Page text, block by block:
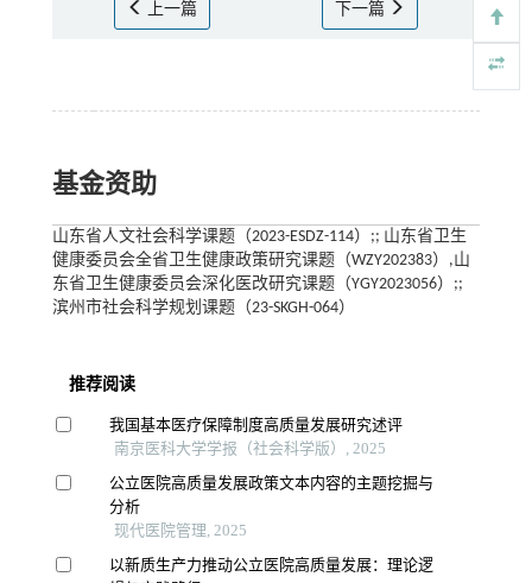
上一篇 下一篇
基金资助
山东省人文社会科学课题（2023-ESDZ-114）;; 山东省卫生
健康委员会全省卫生健康政策研究课题（WZY202383）,山
东省卫生健康委员会深化医改研究课题（YGY2023056）;;
滨州市社会科学规划课题（23-SKGH-064）